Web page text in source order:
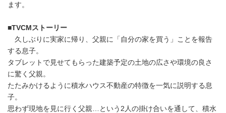
ます。
■TVCM ストーリー
久しぶりに実家に帰り、父親に「自分の家を買う」ことを報告
する息子。
タブレットで見せてもらった建築予定の土地の広さや環境の良さ
に驚く父親。
たたみかけるように積水ハウス不動産の特徴を一気に説明する息
子。
思わず現地を見に行く父親…という2人の掛け合いを通して、積水